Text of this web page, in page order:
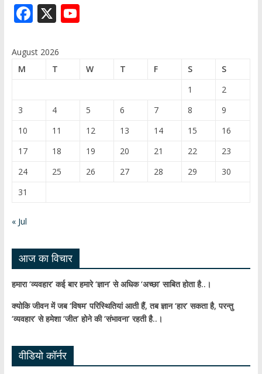
F
e
X Y
T
b
e
C
h
a
August 2026
M
T W T F S
S
1
2
3
4 5 6 7 8
9
10
11 12 13 14 15
16
17
18 19 20 21 22
23
24
25 26 27 28 29
30
31
« Jul
आज का विचार
हमारा ‘व्यवहार’ कई बार हमारे ‘ज्ञान’ से अधिक ‘अच्छा’ साबित होता है..।
क्योकि जीवन में जब ‘विषम’ परिस्थितियां आती हैं,तब ज्ञान ‘हार’ सकता है,परन्तु
‘व्यवहार’ से हमेशा ‘जीत’ होने की ‘संभावना’ रहती है..।
वीडियो कॉर्नर